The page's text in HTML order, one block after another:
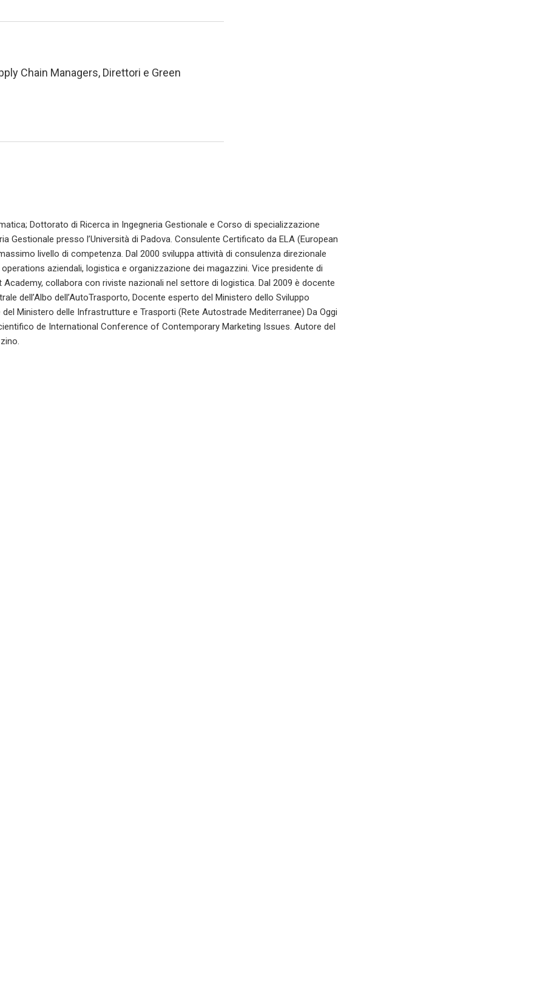
Chain Managers, Direttori e Green
Dottorato di Ricerca in Ingegneria Gestionale e Corso di specializzazione
Gestionale presso l’Università di Padova. Consulente Certificato da ELA (European
livello di competenza. Dal 2000 sviluppa attività di consulenza direzionale
operations aziendali, logistica e organizzazione dei magazzini. Vice presidente di
Academy, collabora con riviste nazionali nel settore di logistica. Dal 2009 è docente
dell’Albo dell’AutoTrasporto, Docente esperto del Ministero dello Sviluppo
Ministero delle Infrastrutture e Trasporti (Rete Autostrade Mediterranee) Da Oggi
de International Conference of Contemporary Marketing Issues. Autore del